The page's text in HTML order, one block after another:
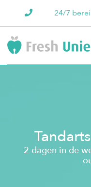
24/7
2 dagen in de